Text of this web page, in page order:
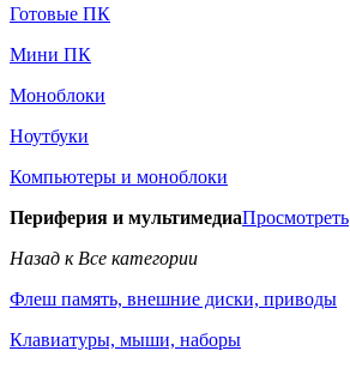
Готовые ПК
Мини ПК
Моноблоки
Ноутбуки
Компьютеры и моноблоки
Периферия и мультимедиаПросмотреть
Назад к Все категории
Флеш память, внешние диски, приводы
Клавиатуры, мыши, наборы